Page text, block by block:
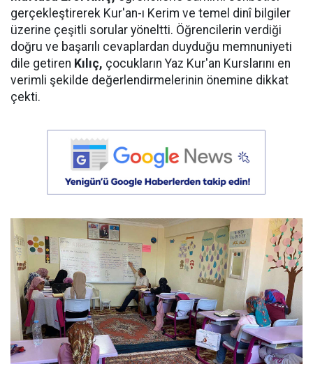
gerçekleştirerek Kur'an-ı Kerim ve temel dinî bilgiler
üzerine çeşitli sorular yöneltti. Öğrencilerin verdiği
doğru ve başarılı cevaplardan duyduğu memnuniyeti
dile getiren Kılıç, çocukların Yaz Kur'an Kurslarını en
verimli şekilde değerlendirmelerinin önemine dikkat
çekti.